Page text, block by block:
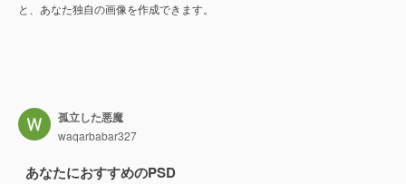
と、あなた独自の画像を作成できます。
孤立した悪魔
waqarbabar327
あなたにおすすめのPSD